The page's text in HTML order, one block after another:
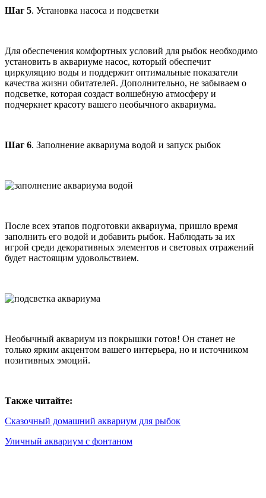
Шаг 5. Установка насоса и подсветки
Для обеспечения комфортных условий для рыбок необходимо
установить в аквариуме насос, который обеспечит
циркуляцию воды и поддержит оптимальные показатели
качества жизни обитателей. Дополнительно, не забываем о
подсветке, которая создаст волшебную атмосферу и
подчеркнет красоту вашего необычного аквариума.
Шаг 6. Заполнение аквариума водой и запуск рыбок
После всех этапов подготовки аквариума, пришло время
заполнить его водой и добавить рыбок. Наблюдать за их
игрой среди декоративных элементов и световых отражений
будет настоящим удовольствием.
Необычный аквариум из покрышки готов! Он станет не
только ярким акцентом вашего интерьера, но и источником
позитивных эмоций.
Также читайте:
Сказочный домашний аквариум для рыбок
Уличный аквариум с фонтаном